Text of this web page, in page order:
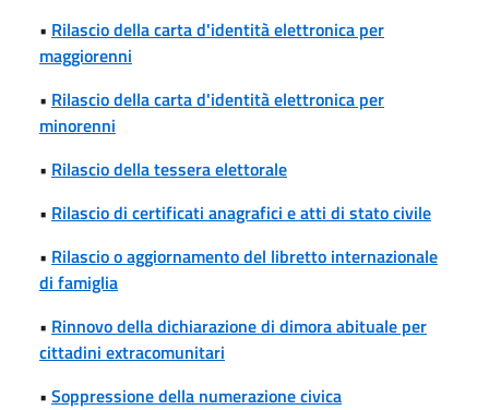
• Rilascio della carta d'identità elettronica per
maggiorenni
• Rilascio della carta d'identità elettronica per
minorenni
• Rilascio della tessera elettorale
• Rilascio di certificati anagrafici e atti di stato civile
• Rilascio o aggiornamento del libretto internazionale
di famiglia
• Rinnovo della dichiarazione di dimora abituale per
cittadini extracomunitari
• Soppressione della numerazione civica